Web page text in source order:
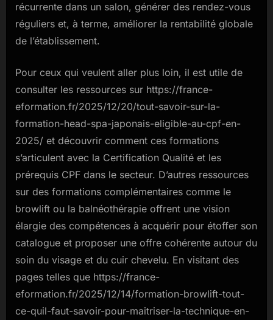
récurrente dans un salon, générer des rendez-vous
réguliers et, à terme, améliorer la rentabilité globale
de l’établissement.
Pour ceux qui veulent aller plus loin, il est utile de
consulter les ressources sur https://france-
eformation.fr/2025/12/20/tout-savoir-sur-la-
formation-head-spa-japonais-eligible-au-cpf-en-
2025/ et découvrir comment ces formations
s’articulent avec la Certification Qualité et les
prérequis CPF dans le secteur. D’autres ressources
sur des formations complémentaires comme le
browlift ou la balnéothérapie offrent une vision
élargie des compétences à acquérir pour étoffer son
catalogue et proposer une offre cohérente autour du
soin du visage et du cuir chevelu. En visitant des
pages telles que https://france-
eformation.fr/2025/12/14/formation-browlift-tout-
ce-quil-faut-savoir-pour-maitriser-la-technique-en-